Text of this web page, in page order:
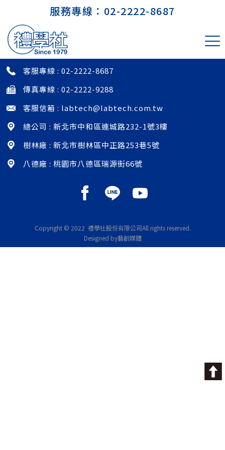
服務專線： 02-2222-8687
味全食品工業 斗六品保中心 貴重儀器
室
客服專線 : 02-2222-8687
傳真專線 : 02-2222-9288
客服信箱 : labtech@labtech.com.tw
總公司 : 新北市中和區連城路232-1號3樓
樹林廠 : 新北市樹林區中正路253巷5號
八德廠 : 桃園市八德區瑞源街66號
Copyright © 2022 禮學社股份有限公司All rights reserved.
Designed by藝創媒體